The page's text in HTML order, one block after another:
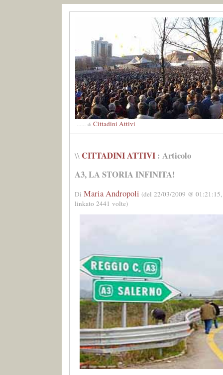
...... di Cittadini Attivi
\\ CITTADINI ATTIVI : Articolo
A3, LA STORIA INFINITA!
Di Maria Andropoli (del 22/03/2009 @
linkato 2441 volte)